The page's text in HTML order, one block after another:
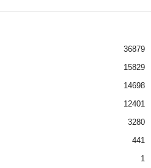
36879
15829
14698
12401
3280
441
1